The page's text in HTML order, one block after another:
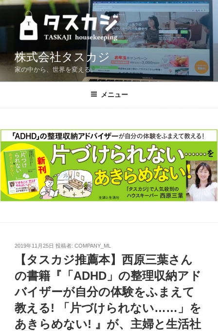
コ
テ
ツ
へ
株式会社タスカジ
家の中から、世界を変える。
メニュー
投
2019年11月25日 投稿者: COMPANY_ML
【タスカジ推薦本】西原三葉さん
の書籍『「ADHD」の整理収納アド
バイザーが自分の体験をふまえて
教える! 「片づけられない……」を
あきらめない! 』が、主婦と生活社